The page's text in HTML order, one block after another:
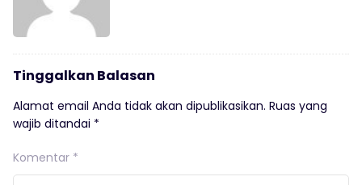
Tinggalkan Balasan
Alamat email Anda tidak akan dipublikasikan. Ruas yang
wajib ditandai *
Komentar *